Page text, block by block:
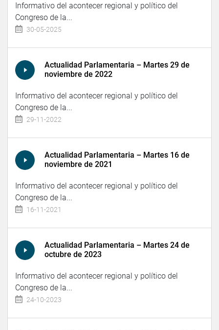
Informativo del acontecer regional y político del
Congreso de la...
30-05-2025
Actualidad Parlamentaria – Martes 29 de
noviembre de 2022
Informativo del acontecer regional y político del
Congreso de la...
29-11-2022
Actualidad Parlamentaria – Martes 16 de
noviembre de 2021
Informativo del acontecer regional y político del
Congreso de la...
16-11-2021
Actualidad Parlamentaria – Martes 24 de
octubre de 2023
Informativo del acontecer regional y político del
Congreso de la...
24-10-2023